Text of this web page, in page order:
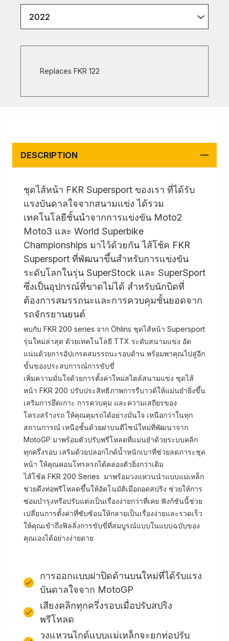
2022
Replaces FKR 122
DESCRIPTION
ชุดไส้หน้า FKR Supersport ของเรา ที่ได้รับ
แรงบันดาลใจจากสนามแข่ง ได้รวม
เทคโนโลยีชั้นนำจากการแข่งขัน Moto2
Moto3 และ World Superbike
Championships มาไว้ด้วยกัน ไส้โช้ค FKR
Supersport ที่พัฒนาขึ้นสำหรับการแข่งขัน
ระดับโลกในรุ่น SuperStock และ SuperSport
ซึ่งเป็นอุปกรณ์ที่ขาดไม่ได้ สำหรับนักบิดที่
ต้องการสมรรถนะและการควบคุมชั้นยอดจาก
รถจักรยานยนต์
พบกับ FKR 200 series จาก Öhlins ชุดไส้หน้า Supersport
รุ่นใหม่ล่าสุด ด้วยเทคโนโลยี TTX ระดับสนามแข่ง อัด
แน่นด้วยการอัปเกรดสมรรถนะรอบด้าน พร้อมพาคุณไปสู่อีก
ขั้นของประสบการณ์การขับขี่
เพิ่มความมั่นใจด้วยการตั้งค่าใหม่สไตล์สนามแข่ง ชุดไส้
หน้า FKR 200 ปรับประสิทธิภาพการรีบาวด์ให้แม่นยำยิ่งขึ้น
เสริมการยึดเกาะ การควบคุม และความเสถียรของ
โครงสร้างรถ ให้คุณคุมรถได้อย่างมั่นใจ เหนือกว่าในทุก
สถานการณ์ เหนือชั้นด้วยฝาบนดีไซน์ใหม่ที่พัฒนาจาก
MotoGP มาพร้อมตัวปรับพรีโหลดที่แม่นยำด้วยระบบคลิก
ทุกครึ่งรอบ เสริมด้วยปลอกไกด์น้ำหนักเบาที่ช่วยลดภาระชุด
หน้า ให้คุณคอนโทรลรถได้คล่องตัวยิ่งกว่าเดิม
ไส้โช้ค FKR 200 Series มาพร้อมวงแหวนนำแบบแม่เหล็ก
ช่วยดึงท่อพรีโหลดขึ้นให้อัตโนมัติเมื่อถอดสปริง ช่วยให้การ
ซ่อมบำรุงหรือปรับแต่งเป็นเรื่องง่ายกว่าที่เคย ฟังก์ชันนี้ช่วย
เปลี่ยนการตั้งค่าที่ซับซ้อนให้กลายเป็นเรื่องง่ายและรวดเร็ว
ให้คุณเข้าถึงฟิลลิ่งการขับขี่ที่สมบูรณ์แบบในแบบฉบับของ
คุณเองได้อย่างง่ายดาย
การออกแบบฝาปิดด้านบนใหม่ที่ได้รับแรง
บันดาลใจจาก MotoGP
เสียงคลิกทุกครึ่งรอบเมื่อปรับสปริง
พรีโหลด
วงแหวนไกด์แบบแม่เหล็กจะยกท่อปรับ